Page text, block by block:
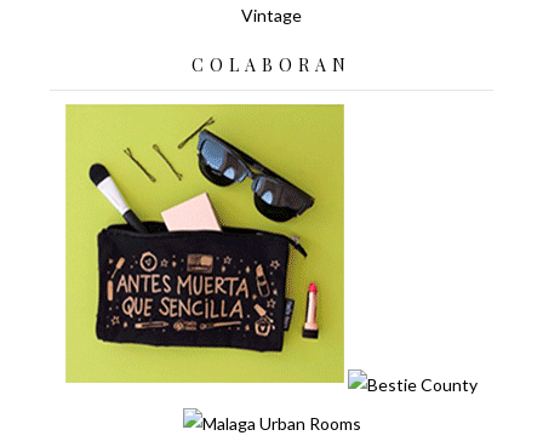
Vintage
COLABORAN